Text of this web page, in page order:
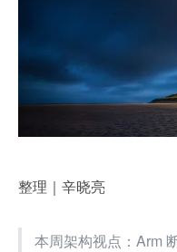
整理｜辛晓亮
本周架构视点：Arm